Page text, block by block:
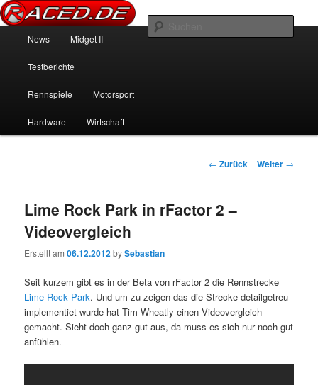
Raced.de
News über Rennspiele und der echten Autowelt
Zum Inhalt wechseln
Zum sekundären Inhalt wechseln
News Midget II
Testberichte
Rennspiele Motorsport
Hardware Wirtschaft
Beitrags-Navigation
← Zurück Weiter →
Lime Rock Park in rFactor 2 –
Videovergleich
Erstellt am06.12.2012bySebastian
Seit kurzem gibt es in der Beta von rFactor 2 die Rennstrecke
Lime Rock Park. Und um zu zeigen das die Strecke detailgetreu
implementiet wurde hat Tim Wheatly einen Videovergleich
gemacht. Sieht doch ganz gut aus, da muss es sich nur noch gut
anfühlen.